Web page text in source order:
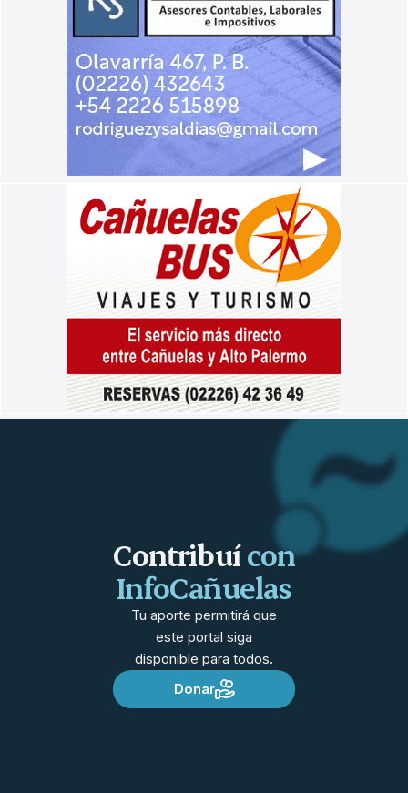
Contribuícon
InfoCañuelas
Tu aporte permitirá que
este portal siga
disponible para todos.
Donar